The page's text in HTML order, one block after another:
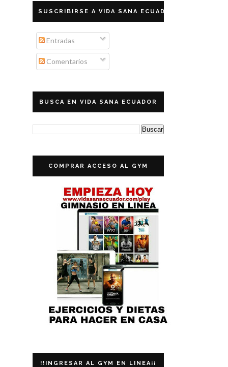
SUSCRIBIRSE A VIDA SANA ECUADOR
Entradas
Comentarios
BUSCA EN VIDA SANA ECUADOR
COMPRAR ACCESO AL GYM
!!INGRESAR AL GYM EN LINEA¡¡